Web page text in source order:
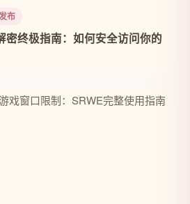
布
密终极指南：如何安全访问你的